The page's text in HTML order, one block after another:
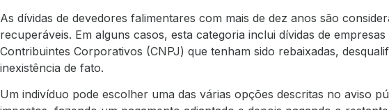
As dívidas de devedores falimentares com mais de dez anos são
recuperáveis. Em alguns casos, esta categoria inclui dívidas de
Contribuintes Corporativos (CNPJ) que tenham sido rebaixadas,
inexistência de fato.
Um indivíduo pode escolher uma das várias opções descritas no aviso